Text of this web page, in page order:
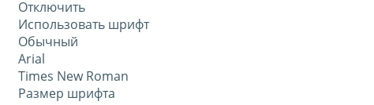
Отключить
Использовать шрифт
Обычный
Arial
Times New Roman
Размер шрифта